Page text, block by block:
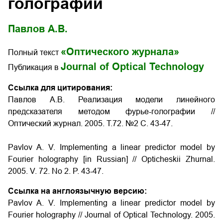
Павлов А.В.
Полный текст «Оптического журнала»
Публикация в Journal of Optical Technology
Ссылка для цитирования:
Павлов А.В. Реализация модели линейного
предсказателя методом фурье-голографии //
Оптический журнал. 2005. Т.72. №2 С. 43-47.
Pavlov A. V. Implementing a linear predictor model by
Fourier holography
[in Russian] // Opticheskii Zhurnal.
2005. V. 72. No 2. P. 43-47.
Ссылка на англоязычную версию:
Pavlov A. V. Implementing a linear predictor model by
Fourier holography // Journal of Optical Technology. 2005.